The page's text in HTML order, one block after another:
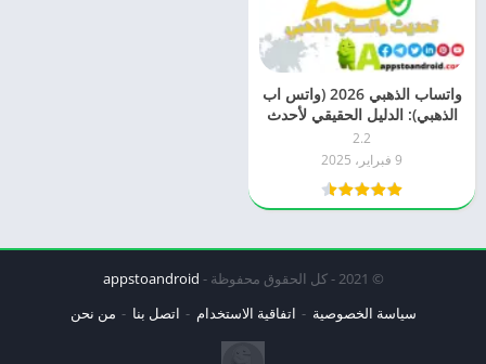
واتساب الذهبي 2026 (واتس اب
الذهبي): الدليل الحقيقي لأحدث
اصدار
2.2
9 فبراير، 2025
© 2021 - كل الحقوق محفوظة -
appstoandroid
سياسة الخصوصية
اتفاقية الاستخدام اتصل بنا من نحن